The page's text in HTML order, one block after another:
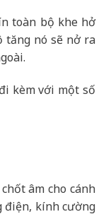
toàn bộ khe hở
tăng nó sẽ nở ra
kèm với một số
âm cho cánh
điện, kính cường